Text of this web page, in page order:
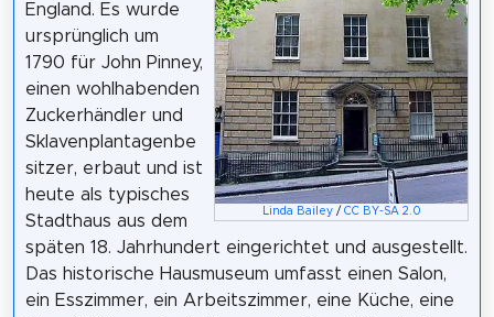
Linda Bailey/ CC BY-SA 2.0
England. Es wurde
ursprünglich um
1790 für John Pinney,
einen wohlhabenden
Zuckerhändler und
Sklavenplantagenbe
sitzer, erbaut und ist
heute als typisches
Stadthaus aus dem
späten 18. Jahrhundert eingerichtet und ausgestellt.
Das historische Hausmuseum umfasst einen Salon,
ein Esszimmer, ein Arbeitszimmer, eine Küche, eine